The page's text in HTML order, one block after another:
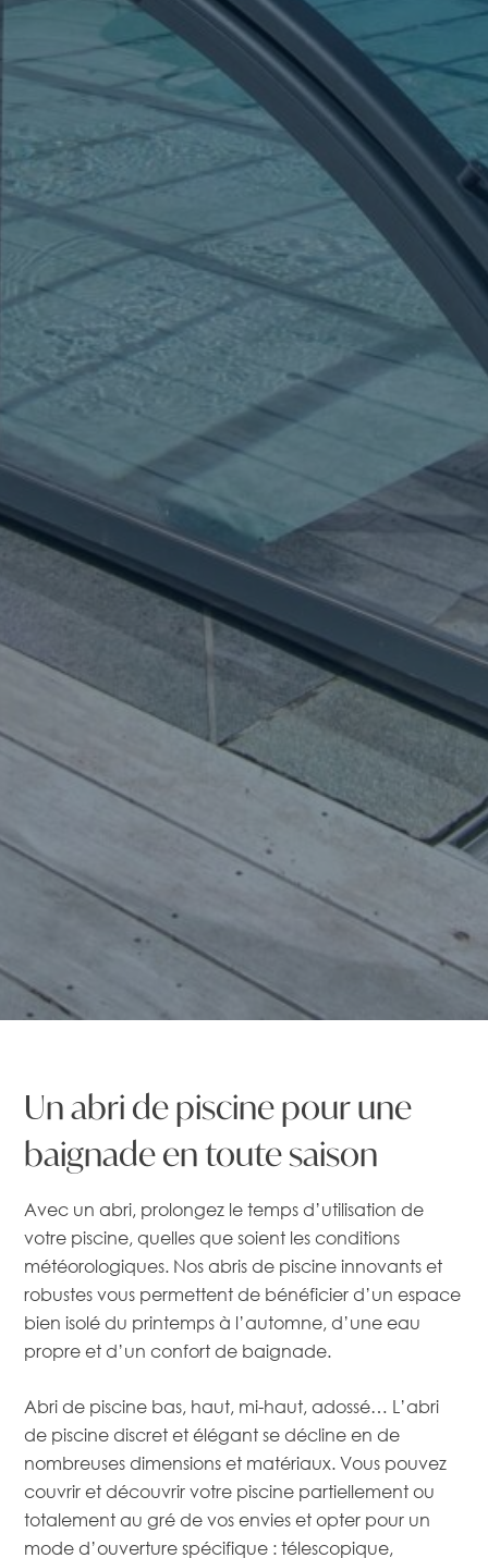
Unabri depiscinepourune
baignadeentoutesaison
Avec un abri, prolongez le temps d’utilisation de
votre piscine, quelles que soient les conditions
météorologiques. Nos abris de piscine innovants et
robustes vous permettent de bénéficier d’un espace
bien isolé du printemps à l’automne, d’une eau
propre et d’un confort de baignade.
Abri de piscine bas, haut, mi-haut, adossé… L’abri
de piscine discret et élégant se décline en de
nombreuses dimensions et matériaux. Vous pouvez
couvrir et découvrir votre piscine partiellement ou
totalement au gré de vos envies et opter pour un
mode d’ouverture spécifique : télescopique,